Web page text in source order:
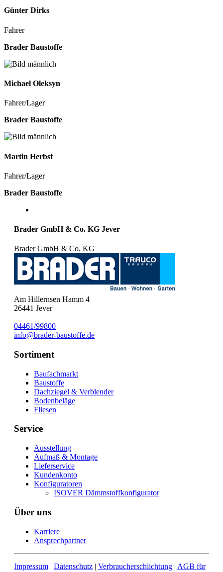
Günter Dirks
Fahrer
Brader Baustoffe
Michael Oleksyn
Fahrer/Lager
Brader Baustoffe
Martin Herbst
Fahrer/Lager
Brader Baustoffe
Brader GmbH & Co. KG Jever
Brader GmbH & Co. KG
Am Hillernsen Hamm 4
26441 Jever
04461/99800
info@brader-baustoffe.de
Sortiment
Baufachmarkt
Baustoffe
Dachziegel & Verblender
Bodenbeläge
Fliesen
Service
Ausstellung
Aufmaß & Montage
Lieferservice
Kundenkonto
Konfiguratoren
ISOVER Dämmstoffkonfigurator
Über uns
Karriere
Ansprechpartner
Impressum | Datenschutz | Verbraucherschlichtung | AGB für